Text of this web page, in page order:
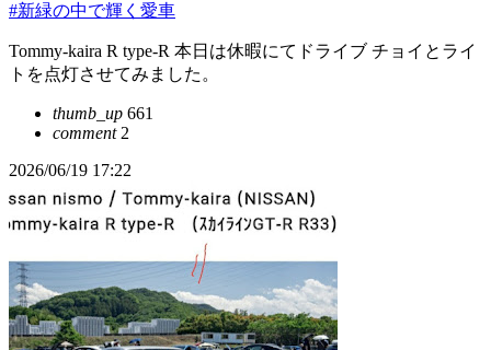
#新緑の中で輝く愛車
Tommy-kaira R type-R 本日は休暇にてドライブ チョイとライ
トを点灯させてみました。
thumb_up 661
comment2
2026/06/19 17:22